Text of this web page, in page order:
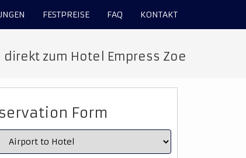
FESTPREISE FAQ KONTAKT
zum Hotel Empress Zoe
Form